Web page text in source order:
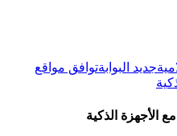
جديد البوابةتوافق مواقع
الأجهزة الذكية